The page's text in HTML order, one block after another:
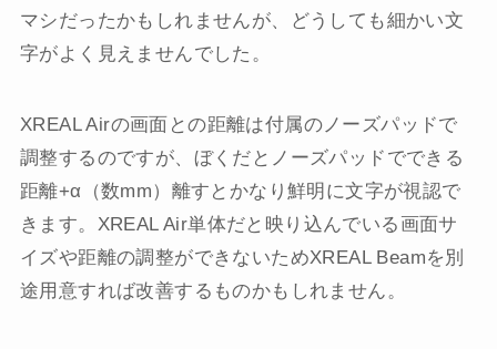
マシだったかもしれませんが、どうしても細かい文
字がよく見えませんでした。
XREAL Airの画面との距離は付属のノーズパッドで
調整するのですが、ぼくだとノーズパッドでできる
距離+α（数mm）離すとかなり鮮明に文字が視認で
きます。XREAL Air単体だと映り込んでいる画面サ
イズや距離の調整ができないためXREAL Beamを別
途用意すれば改善するものかもしれません。